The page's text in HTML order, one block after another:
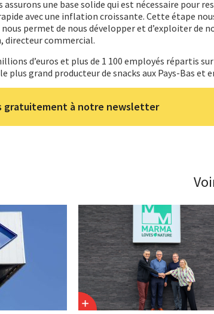
une base solide qui est nécessaire pour
avec une inflation croissante. Cette étape
permet de nous développer et d’exploiter de
directeur commercial.
d’euros et plus de 1 100 employés répartis sur
plus grand producteur de snacks aux Pays-Bas et
gratuitement à notre newsletter